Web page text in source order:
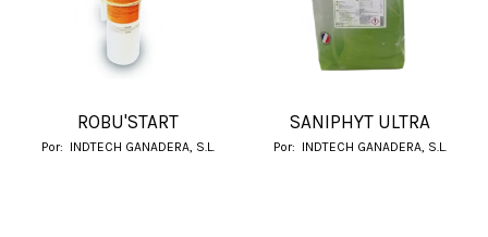
ROBU'START
Por: INDTECH GANADERA, S.L.
SANIPHYT ULTRA
Por: INDTECH GANADERA, S.L.